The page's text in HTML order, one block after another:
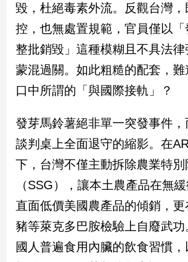
娛
樂
娛
樂
星
流
時
尚
星
生
活
毀，杜絕毒素外流。反觀台灣
控，也無處置規範，官員僅以
整批銷毀」這種模糊且不具法
蒙混過關。如此粗糙的配套，
口中所謂的「與國際接軌」？
發芽馬鈴薯絕非單一突發事件
談判桌上全面退守的縮影。在
下，台灣不僅主動拆除農業特
（SSG），讓本土農產品在無
直面低價美國農產品的傾銷，
豬等萊克多巴胺檢驗上自廢武
國人普遍食用內臟的飲食習慣